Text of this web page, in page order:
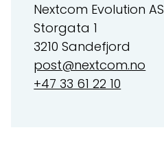
Nextcom Evolution AS
Storgata 1
3210 Sandefjord
post@nextcom.no
+47 33 61 22 10